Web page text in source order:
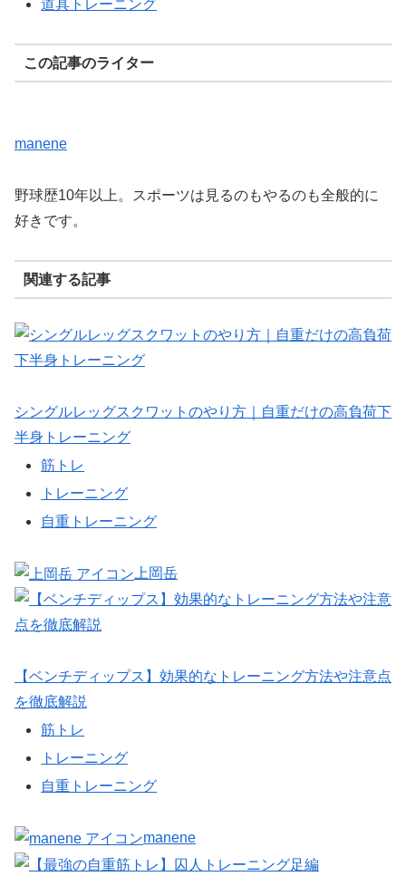
道具トレーニング
この記事のライター
manene
野球歴10年以上。スポーツは見るのもやるのも全般的に
好きです。
関連する記事
シングルレッグスクワットのやり方｜自重だけの高負荷下
半身トレーニング
筋トレ
トレーニング
自重トレーニング
上岡岳
【ベンチディップス】効果的なトレーニング方法や注意点
を徹底解説
筋トレ
トレーニング
自重トレーニング
manene